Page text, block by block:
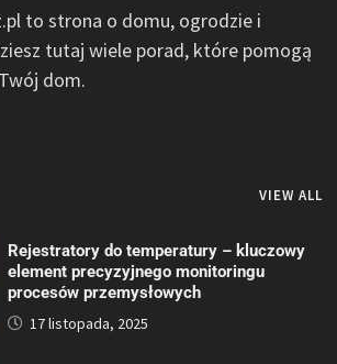
to strona o domu, ogrodzie i
tutaj wiele porad, które pomogą
dom.
VIEW ALL
Rejestratory do temperatury – kluczowy
element precyzyjnego monitoringu
procesów przemysłowych
17 listopada, 2025